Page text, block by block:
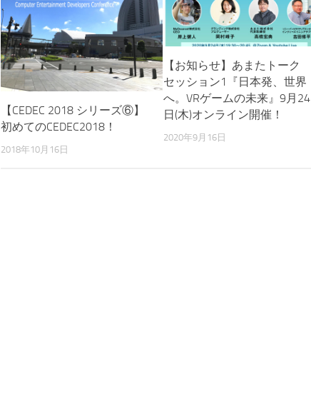
【CEDEC 2018 シリーズ⑥】
初めてのCEDEC2018！
2018年10月16日
【お知らせ】あまたトーク
セッション1『日本発、世界
へ。VRゲームの未来』9月24
日(木)オンライン開催！
2020年9月16日